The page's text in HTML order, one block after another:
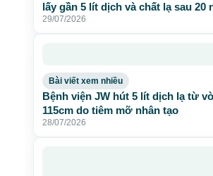
lấy gần 5 lít dịch và chất lạ sau 20
nhân tạo
29/07/2026
Bài viết xem nhiều
Bệnh viện JW hút 5 lít dịch lạ từ
115cm do tiêm mỡ nhân tạo
28/07/2026